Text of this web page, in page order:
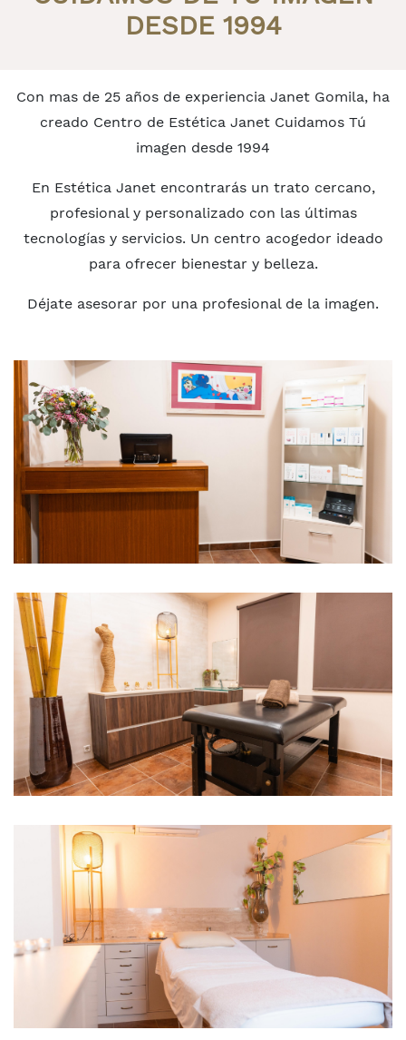
DESDE 1994
Con mas de 25 años de experiencia Janet Gomila, ha
creado Centro de Estética Janet Cuidamos Tú
imagen desde 1994
En Estética Janet encontrarás un trato cercano,
profesional y personalizado con las últimas
tecnologías y servicios. Un centro acogedor ideado
para ofrecer bienestar y belleza.
Déjate asesorar por una profesional de la imagen.